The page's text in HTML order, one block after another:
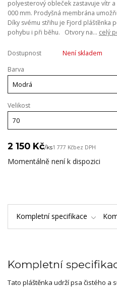
polyesterový obleček zastavuje vítr
000 mm. Prodyšná membrána
Díky svému střihu je Fjord plášťěnka
pohybu i při běhu. Otvory na... celý
Dostupnost
Není skladem
Barva
Velikost
2 150 Kč/ks1 777 Kčbez DPH
Momentálně není k dispozici
Kompletní specifikace
Kompletní
Tato pláštěnka udrží psa čistého a